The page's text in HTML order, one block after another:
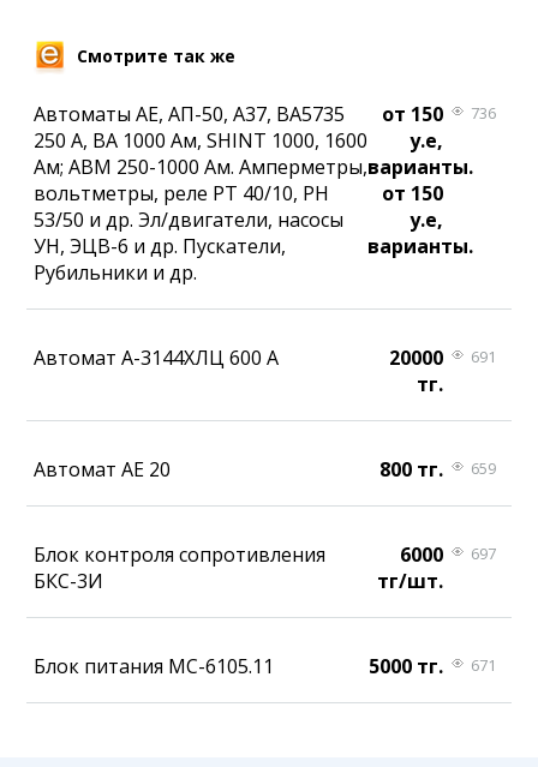
Смотрите так же
Автоматы АЕ, АП-50, А37, ВА5735
250 А, ВА 1000 Ам, SHINT 1000, 1600
Ам; АВМ 250-1000 Ам. Амперметры,
вольтметры, реле РТ 40/10, РН
53/50 и др. Эл/двигатели, насосы
УН, ЭЦВ-6 и др. Пускатели,
Рубильники и др.
от 150
у.е,
варианты.
от 150
у.е,
варианты.
736
Автомат А-3144ХЛЦ 600 А
20000
тг.
691
Автомат АЕ 20 800 тг. 659
Блок контроля сопротивления
БКС-3И
6000
тг/шт.
697
Блок питания МС-6105.11 5000 тг. 671